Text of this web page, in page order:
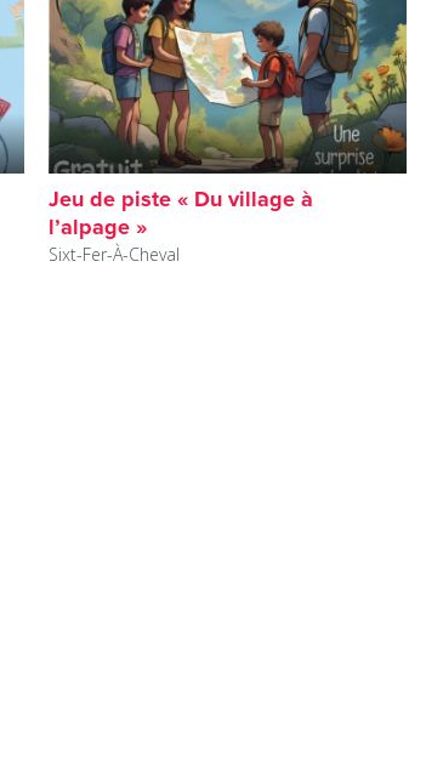
Jeu de piste « Du village à
l’alpage »
Sixt-Fer-À-Cheval